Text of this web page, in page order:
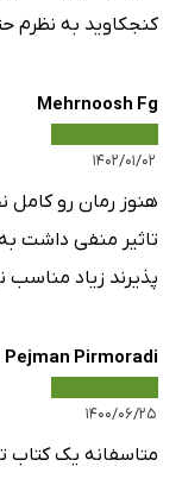
کنجکاوید به نظرم
Mehrnoosh Fg
۱۴۰۲/۰۱/۰۲
هنوز رمان رو
تاثیر منفی داشت
پذیرند زیاد مناسب
Pejman Pirmoradi
۱۴۰۰/۰۶/۲۵
متاسفانه یک